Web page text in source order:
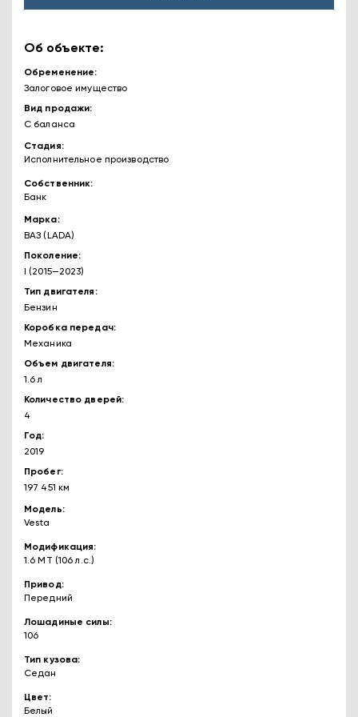
Об объекте:
Обременение
Залоговое имущество
Вид продажи
С баланса
Стадия
Исполнительное производство
Собственник
Банк
Марка
ВАЗ (LADA)
Поколение
I (2015—2023)
Тип двигателя
Бензин
Коробка передач
Механика
Объем двигателя
1.6 л
Количество дверей
4
Год
2019
Пробег
197 451 км
Модель
Vesta
Модификация
1.6 MT (106 л.с.)
Привод
Передний
Лошадиные силы
106
Тип кузова
Седан
Цвет
Белый